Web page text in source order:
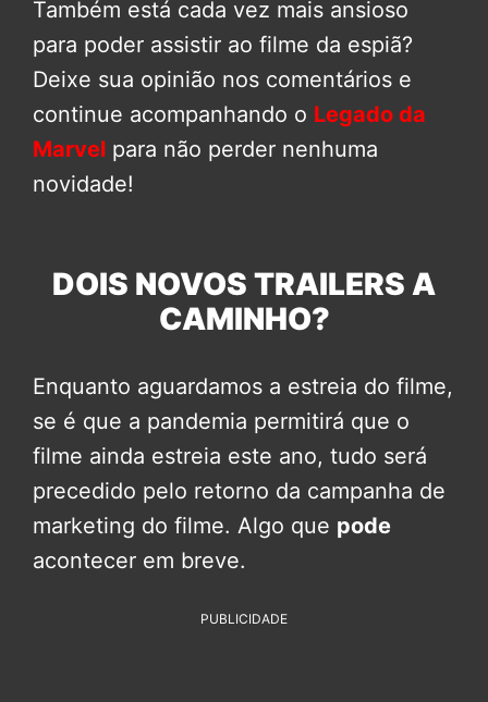
Também está cada vez mais ansioso
para poder assistir ao filme da espiã?
Deixe sua opinião nos comentários e
continue acompanhando o Legado da
Marvel para não perder nenhuma
novidade!
DOIS NOVOS TRAILERS A
CAMINHO?
Enquanto aguardamos a estreia do filme,
se é que a pandemia permitirá que o
filme ainda estreia este ano, tudo será
precedido pelo retorno da campanha de
marketing do filme. Algo que pode
acontecer em breve.
PUBLICIDADE